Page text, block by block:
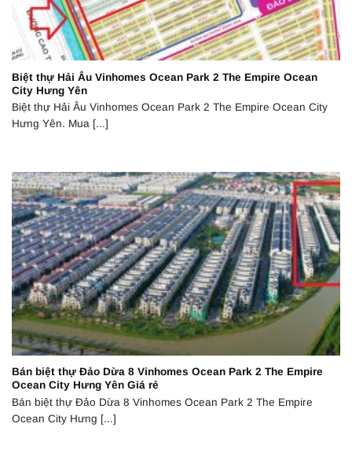
Biệt thự Hải Âu Vinhomes Ocean Park 2 The Empire Ocean
City Hưng Yên
Biệt thự Hải Âu Vinhomes Ocean Park 2 The Empire Ocean City
Hưng Yên. Mua [...]
Bán biệt thự Đảo Dừa 8 Vinhomes Ocean Park 2 The Empire
Ocean City Hưng Yên Giá rẻ
Bán biệt thự Đảo Dừa 8 Vinhomes Ocean Park 2 The Empire
Ocean City Hưng [...]